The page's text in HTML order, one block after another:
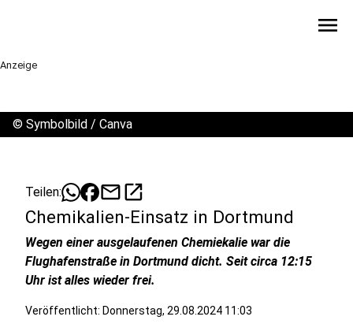
menu
Anzeige
© Symbolbild / Canva
Teilen: mailopen_in_new
Chemikalien-Einsatz in Dortmund
Wegen einer ausgelaufenen Chemiekalie war die
Flughafenstraße in Dortmund dicht. Seit circa 12:15
Uhr ist alles wieder frei.
Veröffentlicht: Donnerstag, 29.08.2024 11:03